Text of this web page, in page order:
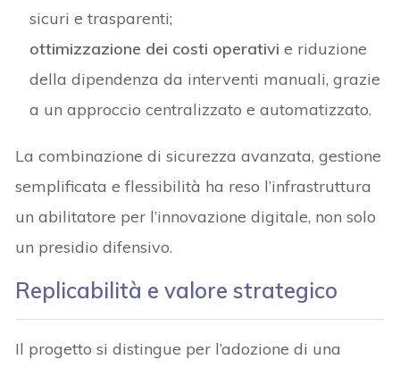
sicuri e trasparenti;
ottimizzazione dei costi operativi e riduzione
della dipendenza da interventi manuali, grazie
a un approccio centralizzato e automatizzato.
La combinazione di sicurezza avanzata, gestione
semplificata e flessibilità ha reso l’infrastruttura
un abilitatore per l’innovazione digitale, non solo
un presidio difensivo.
Replicabilità e valore strategico
Il progetto si distingue per l’adozione di una